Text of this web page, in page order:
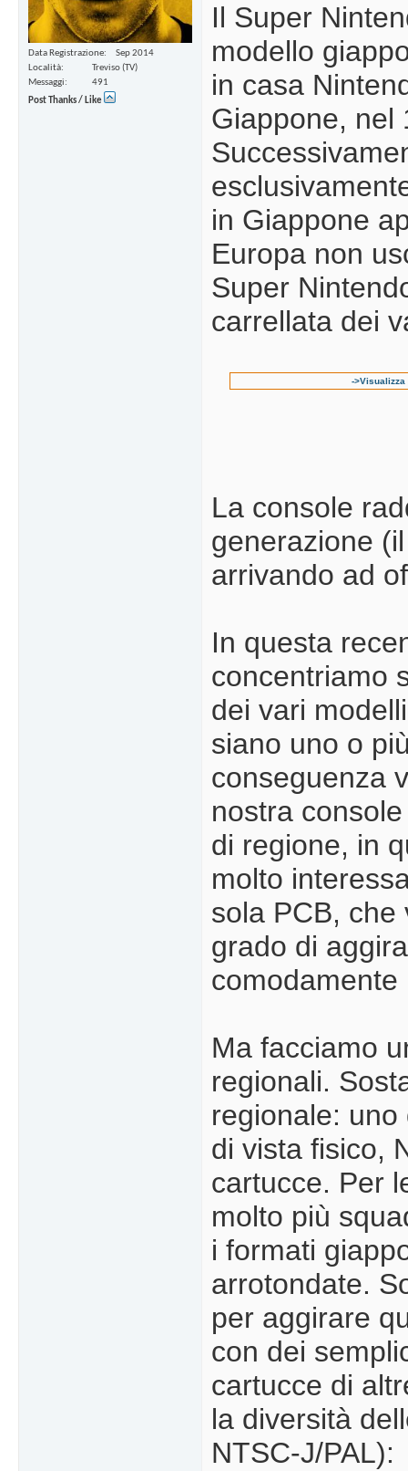
Data Registrazione
Sep 2014
Località
Treviso (TV)
Messaggi
491
Post Thanks / Like
Il Super
modello
in casa
Giappone, nel
in Giappone
Europa non
Super
carrellata dei
->Visualizza
La console
generazione
arrivando ad
In questa
concentriamo
dei vari
siano uno o
conseguenza
nostra
di regione, in
molto
sola PCB,
grado di
Ma facciamo
regionali.
regionale:
di vista fisico,
cartucce. Per
molto più
i formati
arrotondate.
per aggirare
con dei
cartucce di
la diversità
NTSC-J/PAL):